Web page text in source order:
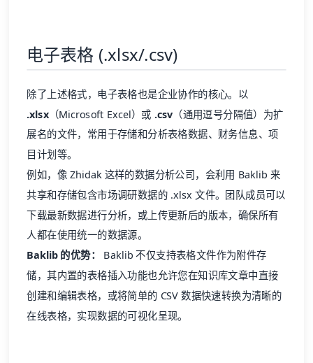
电子表格 (.xlsx/.csv)
除了上述格式，电子表格也是企业协作的核心。以
.xlsx（Microsoft Excel）或 .csv （通用逗号分隔值）为扩
展名的文件，常用于存储和分析表格数据、财务信息、项
目计划等。
例如，像 Zhidak 这样的数据分析公司，会利用 Baklib 来
共享和存储包含市场调研数据的 .xlsx 文件。团队成员可以
下载最新数据进行分析，或上传更新后的版本，确保所有
人都在使用统一的数据源。
Baklib 的优势：
Baklib 不仅支持表格文件作为附件存
储，其内置的表格插入功能也允许您在知识库文章中直接
创建和编辑表格，或将简单的 CSV 数据快速转换为清晰的
在线表格，实现数据的可视化呈现。